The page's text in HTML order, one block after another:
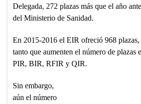
Delegada, 272 plazas más que el año
del Ministerio de Sanidad.
En 2015-2016 el EIR ofreció 968 plazas,
tanto que aumenten el número de
PIR, BIR, RFIR y QIR.
Sin embargo,
aún el número